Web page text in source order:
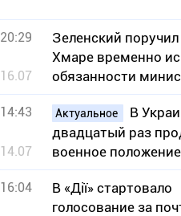
20:29
16.07
Зеленский
Хмаре временно
обязанности
обороны
14:43
14.07
Актуальное
В
двадцатый раз
военное
мобилизацию: на
16:04
В «Дії» стартовало
голосование за